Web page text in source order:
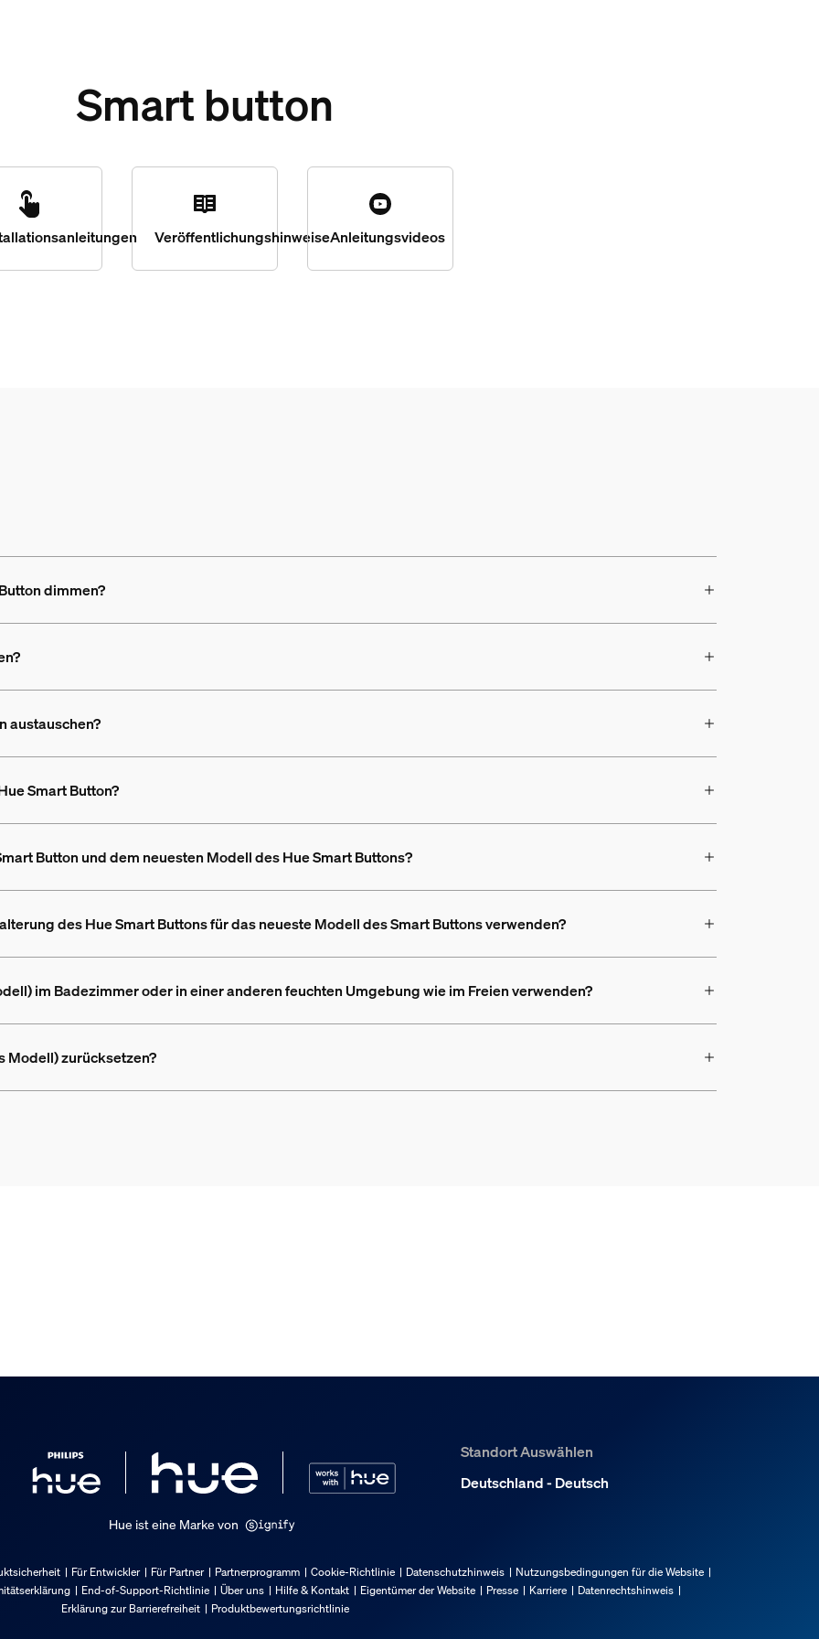
Smart button
VeröffentlichungshinweiseAnleitungsvideos
dimmen?
austauschen?
Smart Button?
Button und dem neuesten Modell des Hue Smart Buttons?
des Hue Smart Buttons für das neueste Modell des Smart Buttons verwenden?
im Badezimmer oder in einer anderen feuchten Umgebung wie im Freien verwenden?
Modell) zurücksetzen?
Standort Auswählen
Deutschland - Deutsch
Hue ist eine Marke von
Für Entwickler Für Partner Partnerprogramm Cookie-Richtlinie Datenschutzhinweis
Nutzungsbedingungen für die Website
End-of-Support-Richtlinie Über uns Hilfe & Kontakt Eigentümer der Website Presse Karriere
Datenrechtshinweis
Erklärung zur Barrierefreiheit
Produktbewertungsrichtlinie